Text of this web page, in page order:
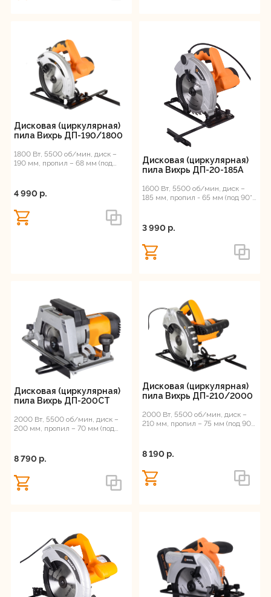
Дисковая (циркулярная)
пила Вихрь ДП-190/1800
1800 Вт, 5500 об/мин, диск –
190 мм, пропил – 68 мм (под
4 990 p.
Дисковая (циркулярная)
пила Вихрь ДП-20-185А
1600 Вт, 5500 об/мин, диск –
185 мм, пропил - 65 мм (под 90°),
3 990 p.
Дисковая (циркулярная)
пила Вихрь ДП-200СТ
2000 Вт, 5500 об/мин, диск –
200 мм, пропил – 70 мм (под
8 790 p.
Дисковая (циркулярная)
пила Вихрь ДП-210/2000
2000 Вт, 5500 об/мин, диск –
210 мм, пропил – 75 мм (под 90°),
8 190 p.